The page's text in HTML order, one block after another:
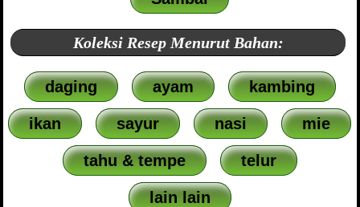
Koleksi Resep Menurut Bahan:
daging ayam kambing
ikan sayur nasi mie
tahu & tempe telur
lain lain